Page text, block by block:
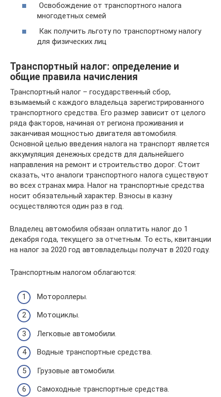
Освобождение от транспортного налога
многодетных семей
Как получить льготу по транспортному налогу
для физических лиц
Транспортный налог: определение и
общие правила начисления
Транспортный налог – государственный сбор,
взымаемый с каждого владельца зарегистрированного
транспортного средства. Его размер зависит от целого
ряда факторов, начиная от региона проживания и
заканчивая мощностью двигателя автомобиля.
Основной целью введения налога на транспорт является
аккумуляция денежных средств для дальнейшего
направления на ремонт и строительство дорог. Стоит
сказать, что аналоги транспортного налога существуют
во всех странах мира. Налог на транспортные средства
носит обязательный характер. Взносы в казну
осуществляются один раз в год.
Владелец автомобиля обязан оплатить налог до 1
декабря года, текущего за отчетным. То есть, квитанции
на налог за 2020 год автовладельцы получат в 2020 году.
Транспортным налогом облагаются:
Мотороллеры.
Мотоциклы.
Легковые автомобили.
Водные транспортные средства.
Грузовые автомобили.
Самоходные транспортные средства.